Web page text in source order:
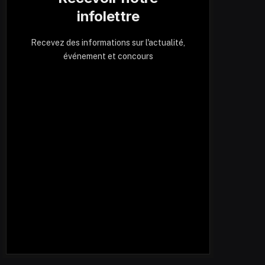
infolettre
Recevez des informations sur l'actualité,
événement et concours